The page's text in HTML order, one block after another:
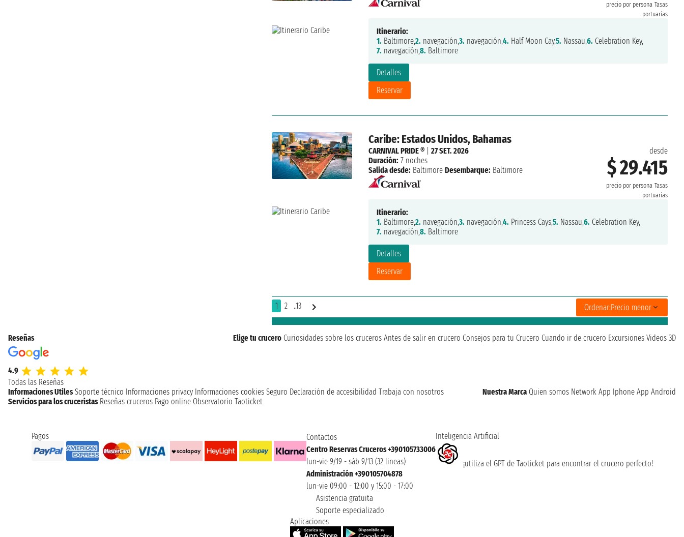
precio por persona Tasas
portuarias
Detalles
Reservar
Itinerario:
1. Baltimore,2. navegación,3. navegación,4. Half Moon Cay,5. Nassau,6. Celebration Key,
7. navegación,8. Baltimore
Caribe: Estados Unidos, Bahamas
desde
$ 29.415
precio por persona Tasas
portuarias
Detalles
Reservar
CARNIVAL PRIDE ®| 27 SET. 2026
Duración: 7 noches
Salida desde: Baltimore Desembarque: Baltimore
Itinerario:
1. Baltimore,2. navegación,3. navegación,4. Princess Cays,5. Nassau,6. Celebration Key,
7. navegación,8. Baltimore
1 2 ..13 Ordenar:Precio menor
Reseñas
4.9
Todas las Reseñas
Elige tu crucero Curiosidades sobre los cruceros Antes de salir en crucero Consejos para tu Crucero Cuando ir de crucero Excursiones Videos 3D
Informaciones Utiles Soporte técnico Informaciones privacy Informaciones cookies Seguro Declaración de accesibilidad Trabaja con nosotros Nuestra Marca Quien somos Network App Iphone App Android
Servicios para los cruceristas Reseñas cruceros Pago online Observatorio Taoticket
Pagos
Contactos
Centro Reservas Cruceros +390105733006
lun-vie 9/19 - sáb 9/13 (32 lineas)
Administración +390105704878
lun-vie 09:00 - 12:00 y 15:00 - 17:00
Asistencia gratuita
Soporte especializado
Inteligencia Artificial
¡utiliza el GPT de Taoticket para encontrar el crucero perfecto!
Aplicaciones